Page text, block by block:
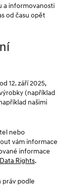
a informovanosti
od času opět
12. září 2025,
(například
našimi
nebo
vám informace
informace
Rights.
práv podle